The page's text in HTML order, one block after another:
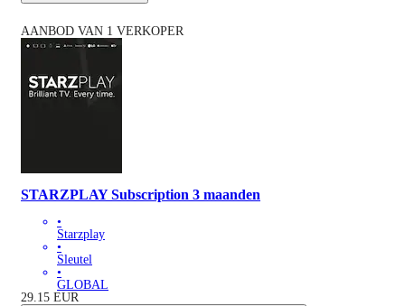
AANBOD VAN 1 VERKOPER
STARZPLAY Subscription 3 maanden
•
Starzplay
•
Sleutel
•
GLOBAL
29.15 EUR